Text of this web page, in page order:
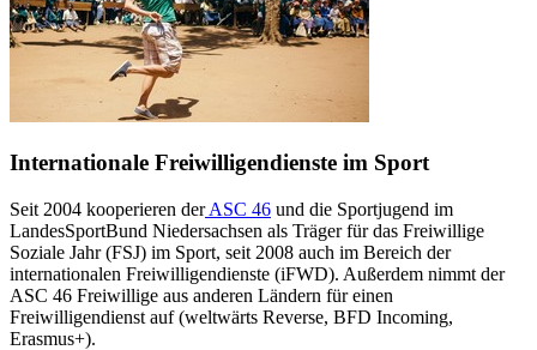
Internationale Freiwilligendienste im Sport
Seit 2004 kooperieren derASC 46 und die Sportjugend im
LandesSportBund Niedersachsen als Träger für das Freiwillige
Soziale Jahr (FSJ) im Sport, seit 2008 auch im Bereich der
internationalen Freiwilligendienste (iFWD). Außerdem nimmt der
ASC 46 Freiwillige aus anderen Ländern für einen
Freiwilligendienst auf (weltwärts Reverse, BFD Incoming,
Erasmus+).